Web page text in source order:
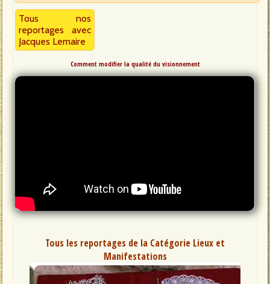
Tous nos
reportages avec
Jacques Lemaire
Comment modifier la qualité du visionnement
Tous les reportages de la Catégorie Lieux et
Manifestations